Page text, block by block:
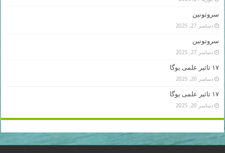
سروتونین
دسامبر 27, 2025
سروتونین
دسامبر 27, 2025
۱۷ تاثیر علمی یوگا
دسامبر 20, 2025
۱۷ تاثیر علمی یوگا
دسامبر 20, 2025